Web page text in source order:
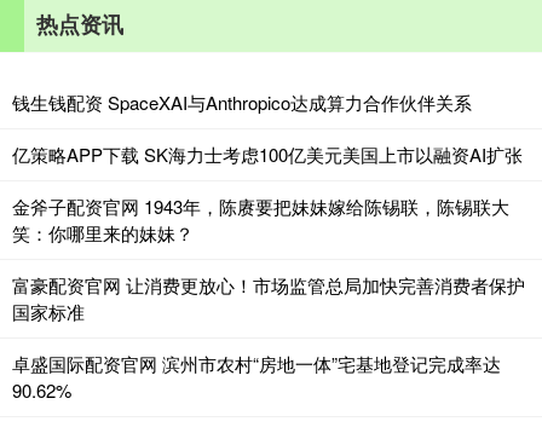
热点资讯
钱生钱配资 SpaceXAI与Anthropico达成算力合作伙伴关系
亿策略APP下载 SK海力士考虑100亿美元美国上市以融资AI扩张
金斧子配资官网 1943年，陈赓要把妹妹嫁给陈锡联，陈锡联大
笑：你哪里来的妹妹？
富豪配资官网 让消费更放心！市场监管总局加快完善消费者保护
国家标准
卓盛国际配资官网 滨州市农村“房地一体”宅基地登记完成率达
90.62%